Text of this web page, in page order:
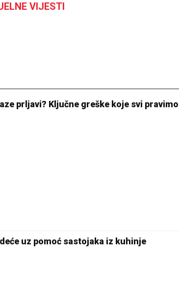
VIJESTI
prljavi? Ključne greške koje svi pravimo
uz pomoć sastojaka iz kuhinje